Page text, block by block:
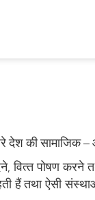
देश की
वित्‍त पोषण
हैं तथा ऐसी